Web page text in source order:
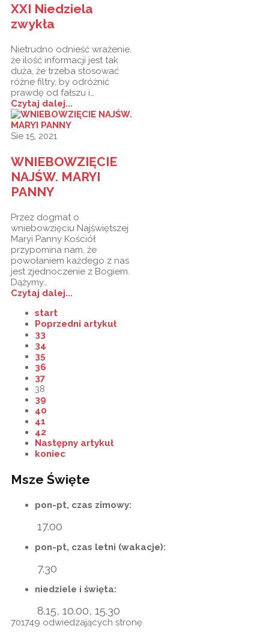
XXI Niedziela
zwykła
Nietrudno odnieść wrażenie,
że ilość informacji jest tak
duża, że trzeba stosować
różne filtry, by odróżnić
prawdę od fałszu i…
Czytaj dalej...
Sie 15, 2021
WNIEBOWZIĘCIE
NAJŚW. MARYI
PANNY
Przez dogmat o
wniebowzięciu Najświętszej
Maryi Panny Kościół
przypomina nam, że
powołaniem każdego z nas
jest zjednoczenie z Bogiem.
Dążymy…
Czytaj dalej...
start
Poprzedni artykuł
33
34
35
36
37
38
39
40
41
42
Następny artykuł
koniec
Msze Święte
pon-pt, czas zimowy:
17.00
pon-pt, czas letni (wakacje):
7.30
niedziele i święta:
8.15, 10.00, 15.30
701749 odwiedzających stronę